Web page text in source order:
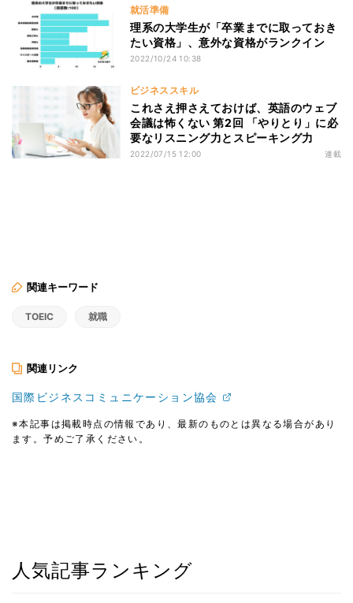
就活準備
理系の大学生が「卒業までに取っておき
たい資格」、意外な資格がランクイン
2022/10/24 10:38
ビジネススキル
これさえ押さえておけば、英語のウェブ
会議は怖くない 第2回 「やりとり」に必
要なリスニング力とスピーキング力
2022/07/15 12:00 連載
関連キーワード
TOEIC 就職
関連リンク
国際ビジネスコミュニケーション協会
※本記事は掲載時点の情報であり、最新のものとは異なる場合があり
ます。予めご了承ください。
人気記事ランキング